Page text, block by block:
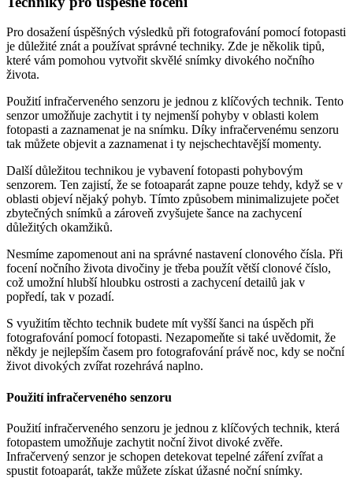
Pro dosažení úspěšných výsledků při fotografování pomocí fotopasti
je důležité znát a používat správné techniky. Zde je několik tipů,
které vám pomohou vytvořit skvělé snímky divokého nočního
života.
Použití infračerveného senzoru je jednou z klíčových technik. Tento
senzor umožňuje zachytit i ty nejmenší pohyby v oblasti kolem
fotopasti a zaznamenat je na snímku. Díky infračervenému senzoru
tak můžete objevit a zaznamenat i ty nejschechtavější momenty.
Další důležitou technikou je vybavení fotopasti pohybovým
senzorem. Ten zajistí, že se fotoaparát zapne pouze tehdy, když se v
oblasti objeví nějaký pohyb. Tímto způsobem minimalizujete počet
zbytečných snímků a zároveň zvyšujete šance na zachycení
důležitých okamžiků.
Nesmíme zapomenout ani na správné nastavení clonového čísla. Při
focení nočního života divočiny je třeba použít větší clonové číslo,
což umožní hlubší hloubku ostrosti a zachycení detailů jak v
popředí, tak v pozadí.
S využitím těchto technik budete mít vyšší šanci na úspěch při
fotografování pomocí fotopasti. Nezapomeňte si také uvědomit, že
někdy je nejlepším časem pro fotografování právě noc, kdy se noční
život divokých zvířat rozehrává naplno.
Použití infračerveného senzoru
Použití infračerveného senzoru je jednou z klíčových technik, která
fotopastem umožňuje zachytit noční život divoké zvěře.
Infračervený senzor je schopen detekovat tepelné záření zvířat a
spustit fotoaparát, takže můžete získat úžasné noční snímky.